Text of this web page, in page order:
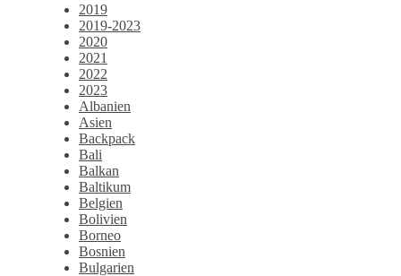
2019
2019-2023
2020
2021
2022
2023
Albanien
Asien
Backpack
Bali
Balkan
Baltikum
Belgien
Bolivien
Borneo
Bosnien
Bulgarien